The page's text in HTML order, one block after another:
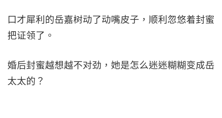
口才犀利的岳嘉树动了动嘴皮子，顺利忽悠着封蜜
把证领了。
婚后封蜜越想越不对劲，她是怎么迷迷糊糊变成岳
太太的？